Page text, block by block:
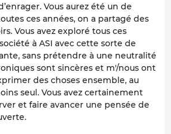
Vous aurez été un de
ces années, on a partagé des
Vous avez exploré tous ces
à ASI avec cette sorte de
sans prétendre à une neutralité
sont sincères et m'/nous ont
des choses ensemble, au
seul. Vous avez certainement
et faire avancer une pensée de